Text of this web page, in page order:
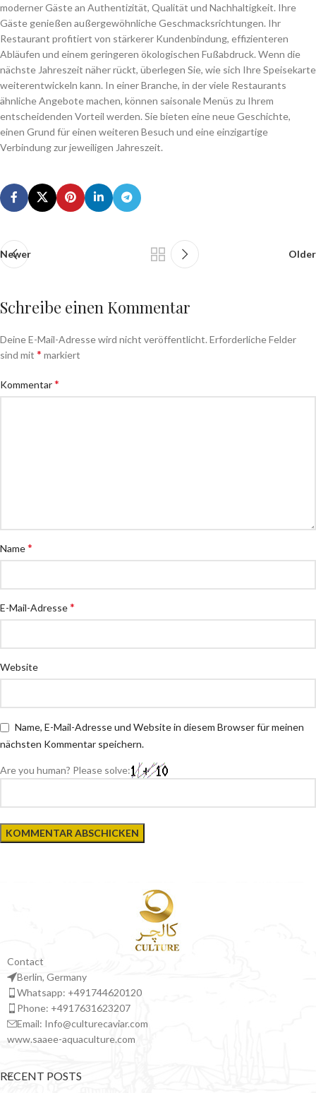
moderner Gäste an Authentizität, Qualität und Nachhaltigkeit. Ihre
Gäste genießen außergewöhnliche Geschmacksrichtungen. Ihr
Restaurant profitiert von stärkerer Kundenbindung, effizienteren
Abläufen und einem geringeren ökologischen Fußabdruck. Wenn die
nächste Jahreszeit näher rückt, überlegen Sie, wie sich Ihre Speisekarte
weiterentwickeln kann. In einer Branche, in der viele Restaurants
ähnliche Angebote machen, können saisonale Menüs zu Ihrem
entscheidenden Vorteil werden. Sie bieten eine neue Geschichte,
einen Grund für einen weiteren Besuch und eine einzigartige
Verbindung zur jeweiligen Jahreszeit.
Newer Older
Schreibe einen Kommentar
Deine E-Mail-Adresse wird nicht veröffentlicht. Erforderliche Felder
sind mit * markiert
Kommentar*
Name*
E-Mail-Adresse*
Website
Name, E-Mail-Adresse und Website in diesem Browser für meinen
nächsten Kommentar speichern.
Are you human? Please solve:
Contact
Berlin, Germany
Whatsapp: +491744620120
Phone: +4917631623207
Email: Info@culturecaviar.com
www.saaee-aquaculture.com
RECENT POSTS